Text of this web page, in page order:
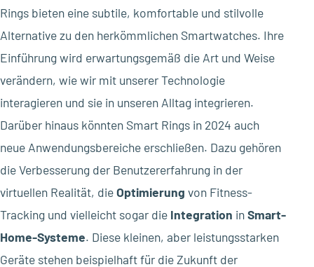
Rings bieten eine subtile, komfortable und stilvolle
Alternative zu den herkömmlichen Smartwatches. Ihre
Einführung wird erwartungsgemäß die Art und Weise
verändern, wie wir mit unserer Technologie
interagieren und sie in unseren Alltag integrieren.
Darüber hinaus könnten Smart Rings in 2024 auch
neue Anwendungsbereiche erschließen. Dazu gehören
die Verbesserung der Benutzererfahrung in der
virtuellen Realität, dieOptimierung von Fitness-
Tracking und vielleicht sogar die Integration inSmart-
Home-Systeme. Diese kleinen, aber leistungsstarken
Geräte stehen beispielhaft für die Zukunft der